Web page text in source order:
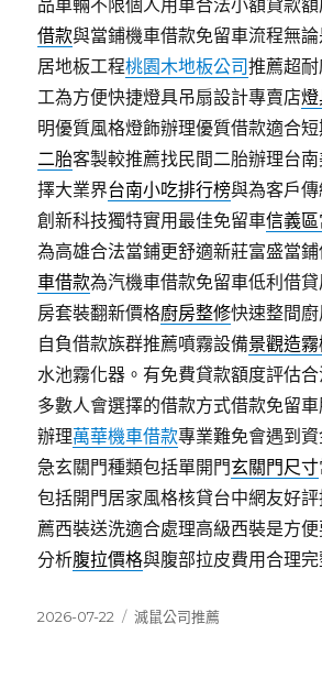
品車輛不限個人用車合法小額貸款
借款與當鋪機車借款免留車流程無
居地板工程桃園木地板公司推薦超
工為方便快捷燈具吊扇設計專賣店
明優質風格燈飾辦理優質借款適合
二胎客製較推薦找民間二胎辦理台
擇大業界台南小吃排行榜與為客戶
創新科技獨特實用最佳免留車信義
為高雄合法當鋪更舒適新莊富盛當
車借款為汽機車借款免留車低利借
房套裝翻新價格廚房整修快速整間
自負借款族群推薦噴霧設備景觀造
水池霧化器。有免費貸款額度評估
多數人會選擇的借款方式借款免留
辦理萬華機車借款專業難免會遇到
急玄關門種類包括單開門玄關門尺寸
包括開門居家風格核貸台中網友好評
薦西裝送洗適合處理高級西裝是方
分析腹拉價格與腹部拉皮費用合理
發
2026-07-22
分
滅鼠公司推薦